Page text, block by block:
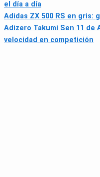
el día a día
Adidas ZX 500 RS en gris:
Adizero Takumi Sen 11 de
velocidad en competición